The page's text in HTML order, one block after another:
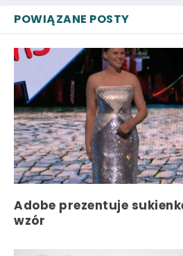
POWIĄZANE POSTY
Adobe prezentuje
wzór